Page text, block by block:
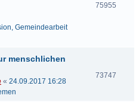
Gemeindearbeit
75955
menschlichen
« 24.09.2017 16:28
73747